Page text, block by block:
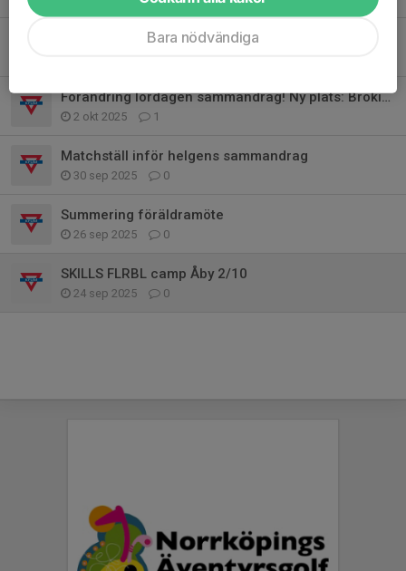
Uppdatering matchtröjor
Förändring lördagen sammandrag! Ny plats: Brokindshallen
2 okt 2025 1
Matchställ inför helgens sammandrag
30 sep 2025 0
Summering föräldramöte
26 sep 2025 0
SKILLS FLRBL camp Åby 2/10
24 sep 2025 0
Bara nödvändiga